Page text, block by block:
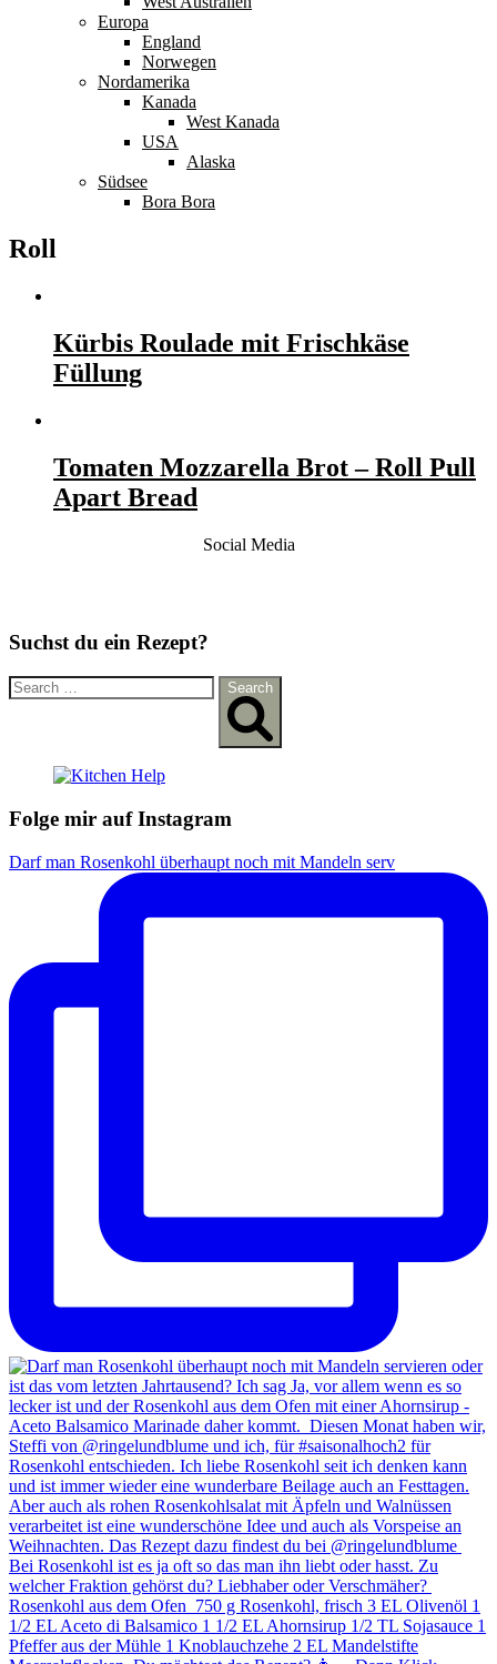
Europa
England
Norwegen
Nordamerika
Kanada
West Kanada
USA
Alaska
Südsee
Bora Bora
Roll
Kürbis Roulade mit Frischkäse
Füllung
Tomaten Mozzarella Brot – Roll Pull
Apart Bread
Social Media
Suchst du ein Rezept?
Search
for:
Search
Folge mir auf Instagram
Darf man Rosenkohl überhaupt noch mit Mandeln serv